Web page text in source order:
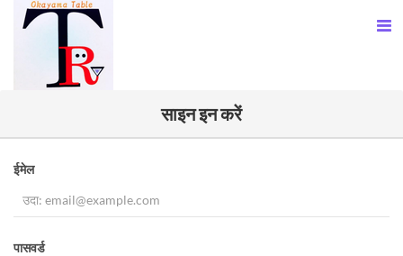
साइन इन करें
ईमेल
पासवर्ड